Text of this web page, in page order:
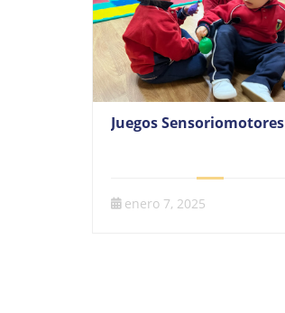
Juegos Sensoriomotores
enero 7, 2025